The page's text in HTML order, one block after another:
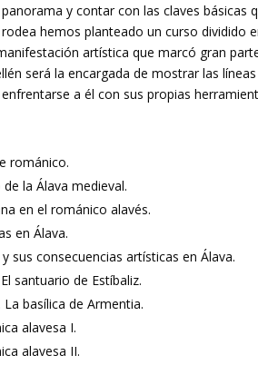
y contar con las claves básicas
hemos planteado un curso dividido
artística que marcó gran
será la encargada de mostrar las
a él con sus propias
románico.
la Álava medieval.
en el románico alavés.
en Álava.
sus consecuencias artísticas en Álava.
santuario de Estíbaliz.
basílica de Armentia.
alavesa I.
alavesa II.